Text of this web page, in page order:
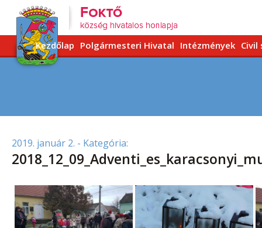
Kezdőlap Polgármesteri Hivatal Intézmények Civil
2019. január 2. - Kategória: